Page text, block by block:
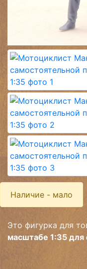
Наличие - мало
Это фигурка для
масштабе 1:35 для